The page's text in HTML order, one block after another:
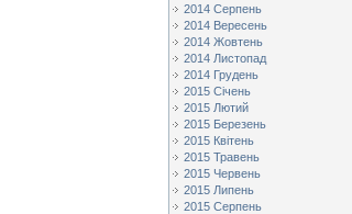
2014 Серпень
2014 Вересень
2014 Жовтень
2014 Листопад
2014 Грудень
2015 Січень
2015 Лютий
2015 Березень
2015 Квітень
2015 Травень
2015 Червень
2015 Липень
2015 Серпень